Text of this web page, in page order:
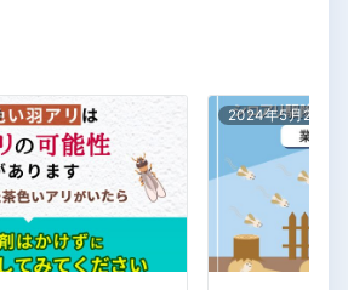
2024年5月2日